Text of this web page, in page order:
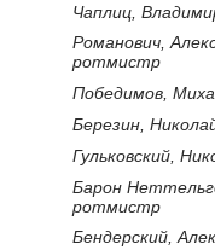
Чаплиц,
Романович,
ротмистр
Победимов,
Березин,
Гульковский,
Барон
ротмистр
Бендерский,